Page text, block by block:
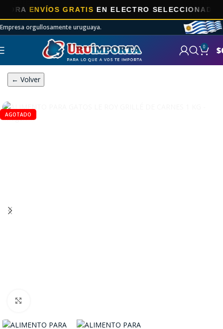
ENVÍOS GRATISEN ELECTRO SELECCIONADOS!
Empresa orgullosamente uruguaya.
0 $
← Volver
AGOTADO